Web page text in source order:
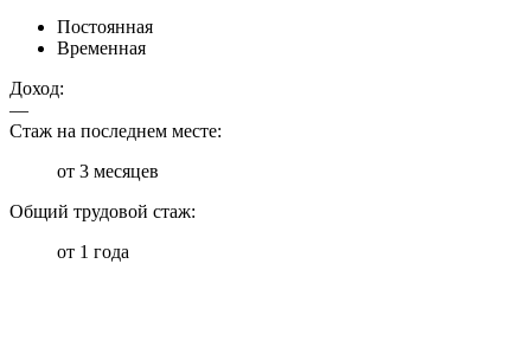
Постоянная
Временная
Доход:
—
Стаж на последнем месте:
от 3 месяцев
Общий трудовой стаж:
от 1 года